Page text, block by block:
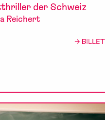
der Schweiz
Reichert
→ BILLET